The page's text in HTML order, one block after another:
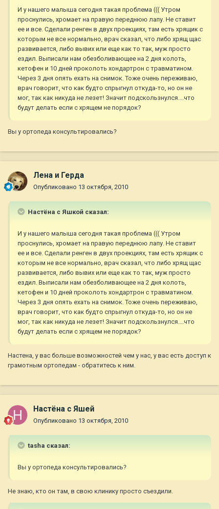
И у нашего малыша сегодня такая проблема ((( Утром
проснулись, хромает на правую переднюю лапу. Не ставит
ее и все. Сделали ренген в двух проекциях, там есть хрящик с
которым не все нормально, врач сказал, что либо хрящ щас
развивается, либо вывих или еще как то так, муж просто
ездил. Выписали нам обезболивающее на 2 дня колоть,
кетофен и 10 дней проколоть хондартрон с травматином.
Через 3 дня опять ехать на снимок. Тоже очень переживаю,
врач говорит, что как будто спрыгнул откуда-то, но он не
мог, так как никуда не лезет! Значит подскользнулся....что
будут делать если с хрящем не порядок?
Вы у ортопеда консультировались?
Лена и Герда
Опубликовано 13 октября, 2010
Настёна с Яшкой сказал:
И у нашего малыша сегодня такая проблема ((( Утром
проснулись, хромает на правую переднюю лапу. Не ставит
ее и все. Сделали ренген в двух проекциях, там есть хрящик с
которым не все нормально, врач сказал, что либо хрящ щас
развивается, либо вывих или еще как то так, муж просто
ездил. Выписали нам обезболивающее на 2 дня колоть,
кетофен и 10 дней проколоть хондартрон с травматином.
Через 3 дня опять ехать на снимок. Тоже очень переживаю,
врач говорит, что как будто спрыгнул откуда-то, но он не
мог, так как никуда не лезет! Значит подскользнулся....что
будут делать если с хрящем не порядок?
Настена, у вас больше возможностей чем у нас, у вас есть доступ к
грамотным ортопедам - обратитесь к ним.
Настёна с Яшей
Опубликовано 13 октября, 2010
tasha сказал:
Вы у ортопеда консультировались?
Не знаю, кто он там, в свою клинику просто съездили.